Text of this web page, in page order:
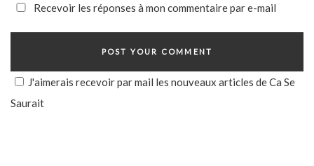
Recevoir les réponses à mon commentaire par e-mail
J'aimerais recevoir par mail les nouveaux articles de Ca Se
Saurait